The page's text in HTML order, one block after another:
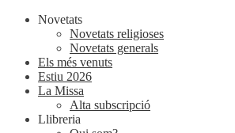
Novetats
Novetats religioses
Novetats generals
Els més venuts
Estiu 2026
La Missa
Alta subscripció
Llibreria